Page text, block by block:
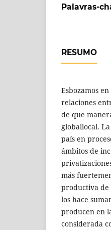
Palavras-
RESUMO
Esbozamos
relaciones
de que
globallocal.
país en
ámbitos de
más
productiva de
los hace
producen en
considerada